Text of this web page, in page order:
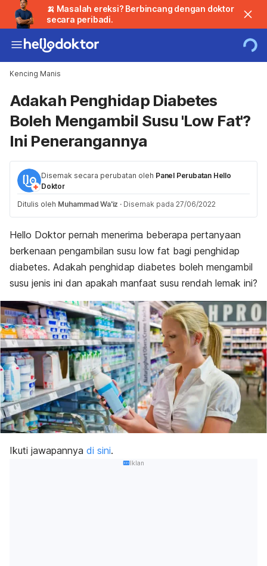
🍌 Masalah ereksi? Berbincang dengan doktor
secara peribadi.
Kencing Manis
Adakah Penghidap Diabetes
Boleh Mengambil Susu 'Low Fat'?
Ini Penerangannya
Disemak secara perubatan oleh Panel Perubatan Hello
Doktor
Ditulis oleh Muhammad Wa'iz · Disemak pada 27/06/2022
Hello Doktor pernah menerima beberapa pertanyaan
berkenaan pengambilan susu low fat bagi penghidap
diabetes. Adakah penghidap diabetes boleh mengambil
susu jenis ini dan apakah manfaat susu rendah lemak ini?
Ikuti jawapannya di sini.
Iklan